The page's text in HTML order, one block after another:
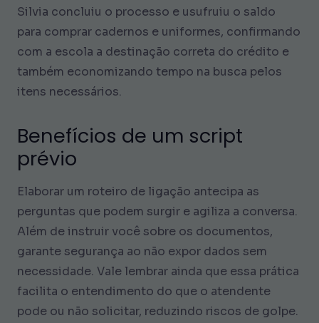
Silvia concluiu o processo e usufruiu o saldo
para comprar cadernos e uniformes, confirmando
com a escola a destinação correta do crédito e
também economizando tempo na busca pelos
itens necessários.
Benefícios de um script
prévio
Elaborar um roteiro de ligação antecipa as
perguntas que podem surgir e agiliza a conversa.
Além de instruir você sobre os documentos,
garante segurança ao não expor dados sem
necessidade. Vale lembrar ainda que essa prática
facilita o entendimento do que o atendente
pode ou não solicitar, reduzindo riscos de golpe.